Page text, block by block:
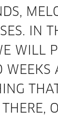
IN
WILL
WEEKS